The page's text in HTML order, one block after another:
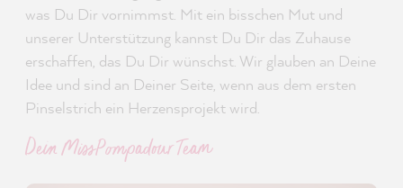
was Du Dir vornimmst. Mit ein bisschen Mut und
unserer Unterstützung kannst Du Dir das Zuhause
erschaffen, das Du Dir wünschst. Wir glauben an Deine
Idee und sind an Deiner Seite, wenn aus dem ersten
Pinselstrich ein Herzensprojekt wird.
Dein MissPompadour Team